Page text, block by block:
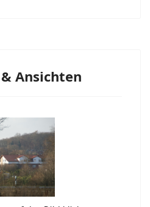
Ansichten